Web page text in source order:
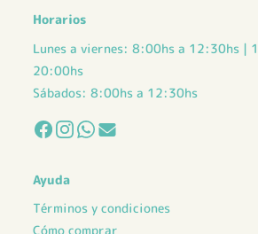
Horarios
Lunes a viernes: 8:00hs a 12:30hs |
20:00hs
Sábados: 8:00hs a 12:30hs
Ayuda
Términos y condiciones
Cómo comprar